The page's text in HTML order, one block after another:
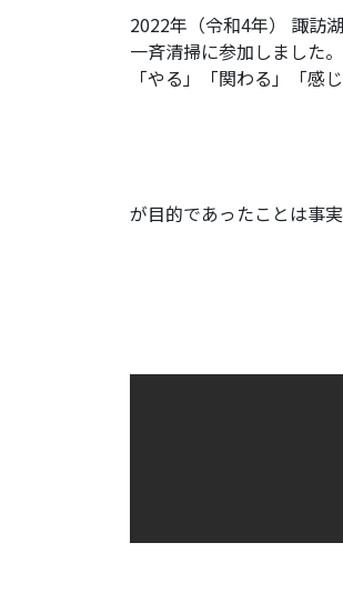
2022年（令和4年） 諏訪
一斉清掃に参加しました
「やる」「関わる」「感
が目的であったことは事